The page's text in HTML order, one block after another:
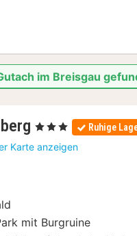
im Breisgau
3
Nächte
ab
, 3 Sterne Ruhige
Karte anzeigen
mit Burgruine